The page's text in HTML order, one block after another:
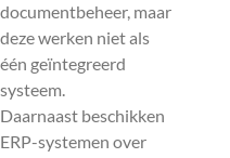
documentbeheer, maar
deze werken niet als
één geïntegreerd
systeem.
Daarnaast beschikken
ERP-systemen over